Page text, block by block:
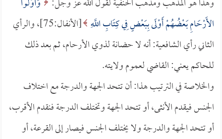
الأَرْحَامِ بَعْضُهُمْ أَوْلَى بِبَعْضٍ فِي كِتَابِ اللَّهِ
[الأنفال:75]، والرأي
الثاني رأي الشافعية: أنه لا حضانة لذوي الأرحام، ثم بعد ذلك
للحاكم يعني: القاضي لعموم ولايته.
والخلاصة في الترتيب هذا: أن تتحد الجهة والدرجة مع اختلاف
الجنس فيقدم الأنثى، أو تتحد الجهة وتختلف الدرجة فنقدم الأقرب،
أو تتحد الجهة والدرجة ولا يختلف الجنس فيصار إلى القرعة، أو